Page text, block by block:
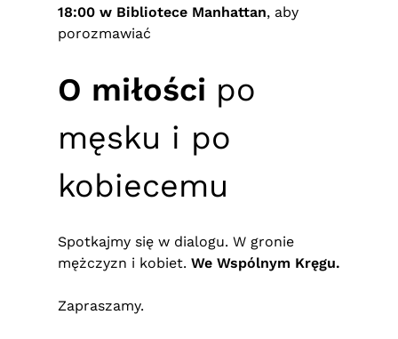
18:00 w Bibliotece Manhattan, aby
porozmawiać
O miłości po
męsku i po
kobiecemu
Spotkajmy się w dialogu. W gronie
mężczyzn i kobiet. We Wspólnym Kręgu.
Zapraszamy.